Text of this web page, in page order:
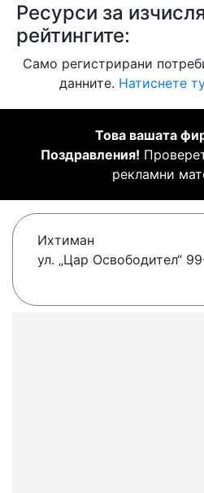
Ресурси за
рейтингите:
Само регистрирани
данните. Натиснете
Това вашата
Поздравления!
рекламни
Ихтиман
ул. „Цар Освободител“